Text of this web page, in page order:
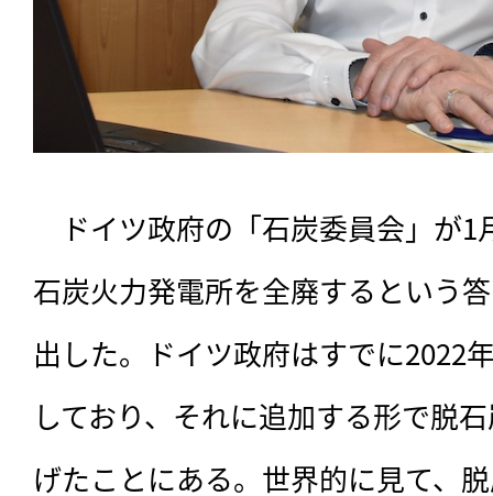
ドイツ政府の「石炭委員会」が1
石炭火力発電所を全廃するという
出した。ドイツ政府はすでに2022
しており、それに追加する形で脱
げたことにある。世界的に見て、